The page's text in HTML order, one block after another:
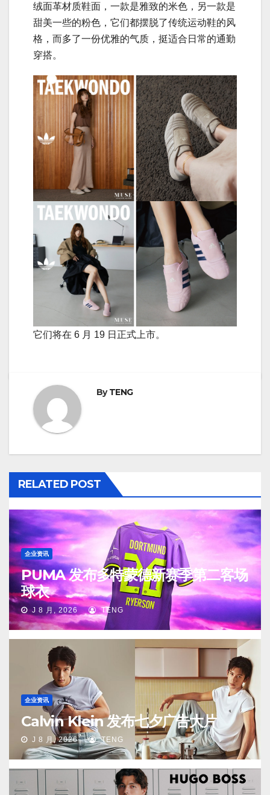
绒面革材质鞋面，一款是雅致的米色，另一款是
甜美一些的粉色，它们都摆脱了传统运动鞋的风
格，而多了一份优雅的气质，挺适合日常的通勤
穿搭。
它们将在 6 月 19 日正式上市。
ByTENG
RELATED POST
企业资讯
PUMA 发布多特蒙德新赛季第二客场
球衣
J 8 月, 2026 TENG
企业资讯
Calvin Klein 发布七夕广告大片
J 8 月, 2026 TENG